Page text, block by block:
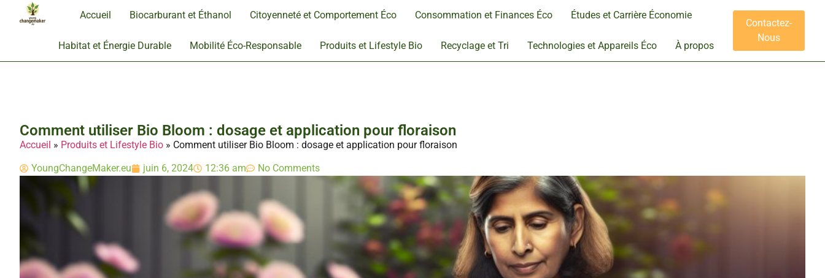
Accueil Biocarburant et Éthanol Citoyenneté et Comportement Éco Consommation et Finances Éco Études et Carrière Économie
Habitat et Énergie Durable Mobilité Éco-Responsable Produits et Lifestyle Bio Recyclage et Tri Technologies et Appareils Éco À propos
Contactez-
Nous
Comment utiliser Bio Bloom : dosage et application pour floraison
Accueil » Produits et Lifestyle Bio » Comment utiliser Bio Bloom : dosage et application pour floraison
YoungChangeMaker.eu juin 6, 2024 12:36 am No Comments